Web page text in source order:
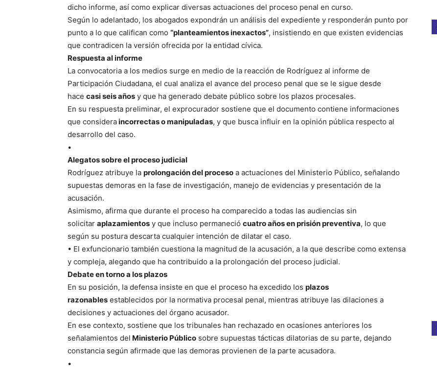
dicho informe, así como explicar diversas actuaciones del proceso penal en curso.
Según lo adelantado, los abogados expondrán un análisis del expediente y responderán punto por
punto a lo que califican como “planteamientos inexactos”, insistiendo en que existen evidencias
que contradicen la versión ofrecida por la entidad cívica.
Respuesta al informe
La convocatoria a los medios surge en medio de la reacción de Rodríguez al informe de
Participación Ciudadana, el cual analiza el avance del proceso penal que se le sigue desde
hace casi seis años y que ha generado debate público sobre los plazos procesales.
En su respuesta preliminar, el exprocurador sostiene que el documento contiene informaciones
que consideraincorrectas o manipuladas, y que busca influir en la opinión pública respecto al
desarrollo del caso.
•
Alegatos sobre el proceso judicial
Rodríguez atribuye la prolongación del proceso a actuaciones del Ministerio Público, señalando
supuestas demoras en la fase de investigación, manejo de evidencias y presentación de la
acusación.
Asimismo, afirma que durante el proceso ha comparecido a todas las audiencias sin
solicitar aplazamientos y que incluso permaneció cuatro años en prisión preventiva, lo que
según su postura descarta cualquier intención de dilatar el caso.
• El exfuncionario también cuestiona la magnitud de la acusación, a la que describe como extensa
y compleja, alegando que ha contribuido a la prolongación del proceso judicial.
Debate en torno a los plazos
En su posición, la defensa insiste en que el proceso ha excedido los plazos
razonables establecidos por la normativa procesal penal, mientras atribuye las dilaciones a
decisiones y actuaciones del órgano acusador.
En ese contexto, sostiene que los tribunales han rechazado en ocasiones anteriores los
señalamientos del Ministerio Público sobre supuestas tácticas dilatorias de su parte, dejando
constancia según afirmade que las demoras provienen de la parte acusadora.
•